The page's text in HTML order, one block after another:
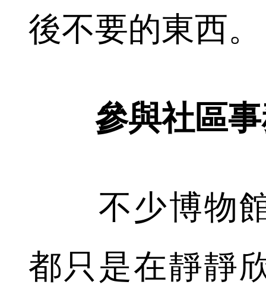
後不要的東西。
參與社區
不少博物館
都只是在靜靜